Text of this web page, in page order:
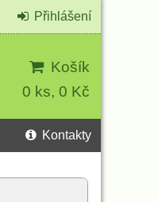
Košík
0 ks, 0 Kč
Přihlášení
Kontakty